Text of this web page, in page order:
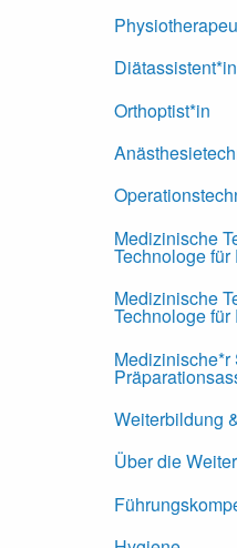
Diätassistent*in
Orthoptist*in
Medizinische
Technologe
Medizinische
Technologe
Medizinische*r
Weiterbildung
Über die